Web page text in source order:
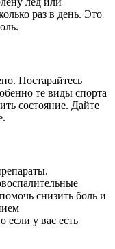
раз в день. Это
Постарайтесь
те виды спорта
состояние. Дайте
снизить боль и
если у вас есть